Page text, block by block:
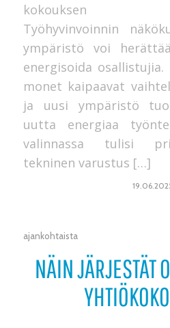
kokouksen
Työhyvinvoinnin
ympäristö voi
energisoida
monet kaipaavat
ja uusi ympäristö
uutta energiaa
valinnassa tulisi
tekninen varustus […]
ajankohtaista
NÄIN JÄRJESTÄT